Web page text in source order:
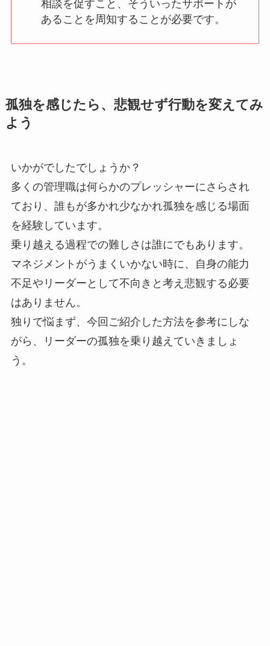
相談を促すこと、そういったサポートが
あることを周知することが必要です。
孤独を感じたら、悲観せず行動を変えてみ
よう
いかがでしたでしょうか？
多くの管理職は何らかのプレッシャーにさらされ
ており、誰もが多かれ少なかれ孤独を感じる場面
を経験しています。
乗り越える過程での難しさは誰にでもあります。
マネジメントがうまくいかない時に、自身の能力
不足やリーダーとして不向きと考え悲観する必要
はありません。
独りで悩まず、今回ご紹介した方法を参考にしな
がら、リーダーの孤独を乗り越えていきましょ
う。